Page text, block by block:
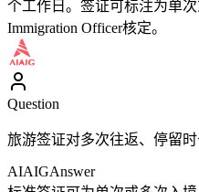
个工作日。签证可标注为单
Immigration Officer核定。
Question
旅游签证对多次往返、停留时
AIAIGAnswer